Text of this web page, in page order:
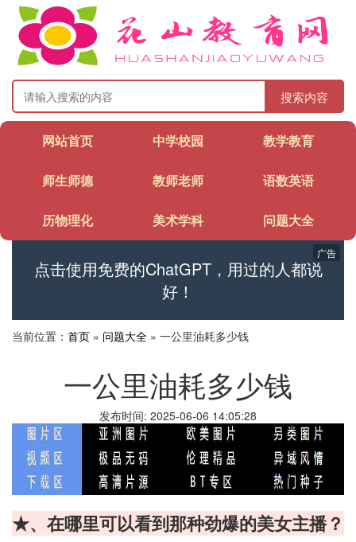
搜索内容
网站首页 中学校园 教学教育
师生师德 教师老师 语数英语
历物理化 美术学科 问题大全
点击使用免费的ChatGPT，用过的人都说
好！
广告
当前位置： 首页 » 问题大全 » 一公里油耗多少钱
一公里油耗多少钱
发布时间: 2025-06-06 14:05:28
★、在哪里可以看到那种劲爆的美女主播？